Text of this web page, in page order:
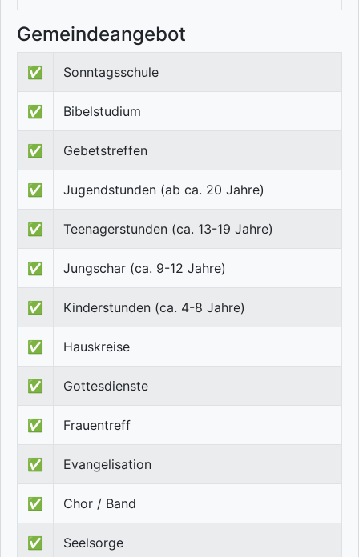
Gemeindeangebot
✅ Sonntagsschule
✅ Bibelstudium
✅ Gebetstreffen
✅ Jugendstunden (ab ca. 20 Jahre)
✅ Teenagerstunden (ca. 13-19 Jahre)
✅ Jungschar (ca. 9-12 Jahre)
✅ Kinderstunden (ca. 4-8 Jahre)
✅ Hauskreise
✅ Gottesdienste
✅ Frauentreff
✅ Evangelisation
✅ Chor / Band
✅ Seelsorge